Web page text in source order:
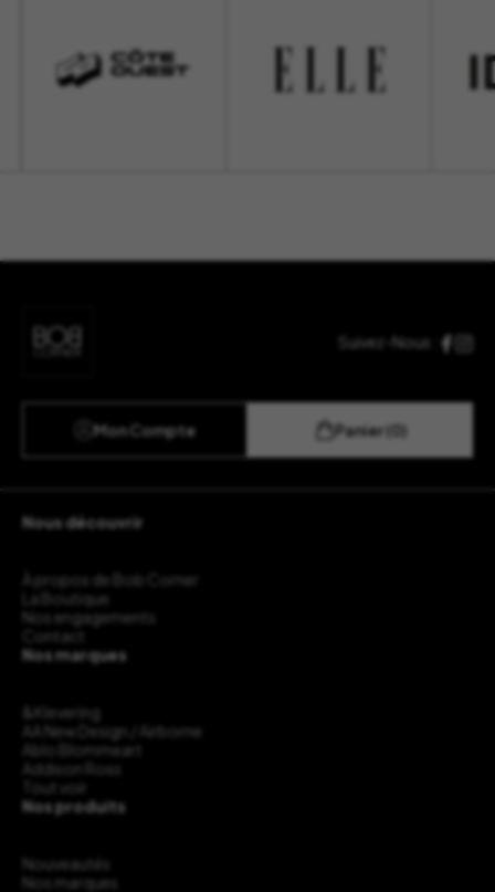
Suivez-Nous :
Mon Compte Panier (0)
Nous découvrir
À propos de Bob Corner
La Boutique
Nos engagements
Contact
Nos marques
&Klevering
AA New Design / Airborne
Ablo Blommeart
Addison Ross
Tout voir
Nos produits
Nouveautés
Nos marques